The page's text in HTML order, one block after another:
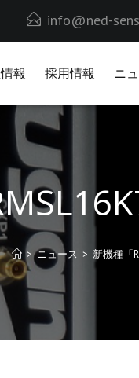
info@ned-
報 採用情報 ニ
> ニュース > 新機種「